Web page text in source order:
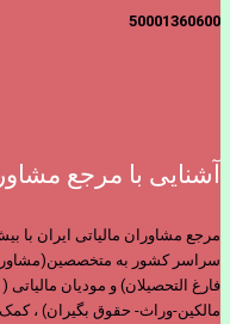
50001360600
آشنایی با مرجع
سراسر کشور به
فارغ التحصیلان) و مودیان
مالکین-وراث- حقوق بگیران) ،